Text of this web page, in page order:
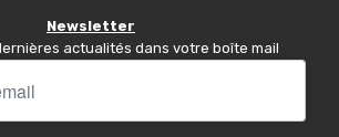
Newsletter
actualités dans votre boîte mail